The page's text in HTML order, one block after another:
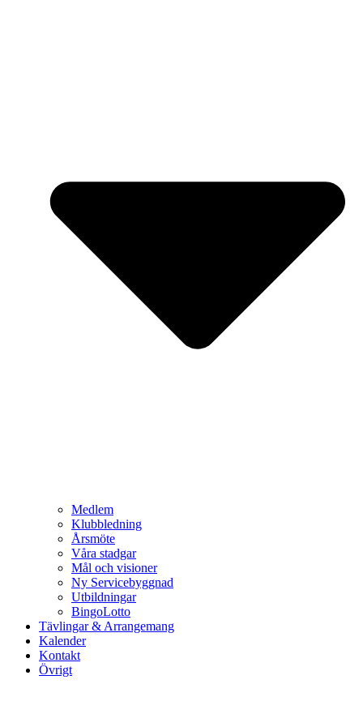
Medlem
Klubbledning
Årsmöte
Våra stadgar
Mål och visioner
Ny Servicebyggnad
Utbildningar
BingoLotto
Tävlingar & Arrangemang
Kalender
Kontakt
Övrigt